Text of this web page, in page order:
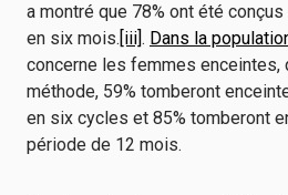
a montré que 78% ont été
en six mois. [iii] . Dans la
concerne les femmes enceintes,
méthode, 59% tomberont
en six cycles et 85% tomberont
période de 12 mois.